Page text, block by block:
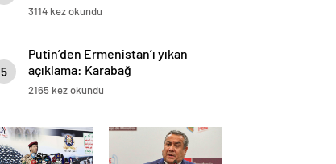
3114 kez okundu
5
Putin’den Ermenistan’ı yıkan
açıklama: Karabağ
Azerbaycan’ın ayrılmaz bir
2165 kez okundu